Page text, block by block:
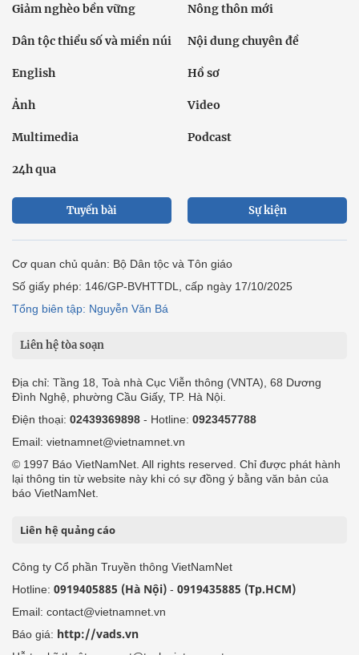
Giảm nghèo bền vững Nông thôn mới
Dân tộc thiểu số và miền núi Nội dung chuyên đề
English Hồ sơ
Ảnh Video
Multimedia Podcast
24h qua
Tuyến bài Sự kiện
Cơ quan chủ quản: Bộ Dân tộc và Tôn giáo
Số giấy phép: 146/GP-BVHTTDL, cấp ngày 17/10/2025
Tổng biên tập: Nguyễn Văn Bá
Liên hệ tòa soạn
Địa chỉ: Tầng 18, Toà nhà Cục Viễn thông (VNTA), 68 Dương
Đình Nghệ, phường Cầu Giấy, TP. Hà Nội.
Điện thoại: 02439369898 - Hotline: 0923457788
Email: vietnamnet@vietnamnet.vn
© 1997 Báo VietNamNet. All rights reserved. Chỉ được phát hành
lại thông tin từ website này khi có sự đồng ý bằng văn bản của
báo VietNamNet.
Liên hệ quảng cáo
Công ty Cổ phần Truyền thông VietNamNet
Hotline: 0919405885 (Hà Nội) - 0919435885 (Tp.HCM)
Email: contact@vietnamnet.vn
Báo giá: http://vads.vn